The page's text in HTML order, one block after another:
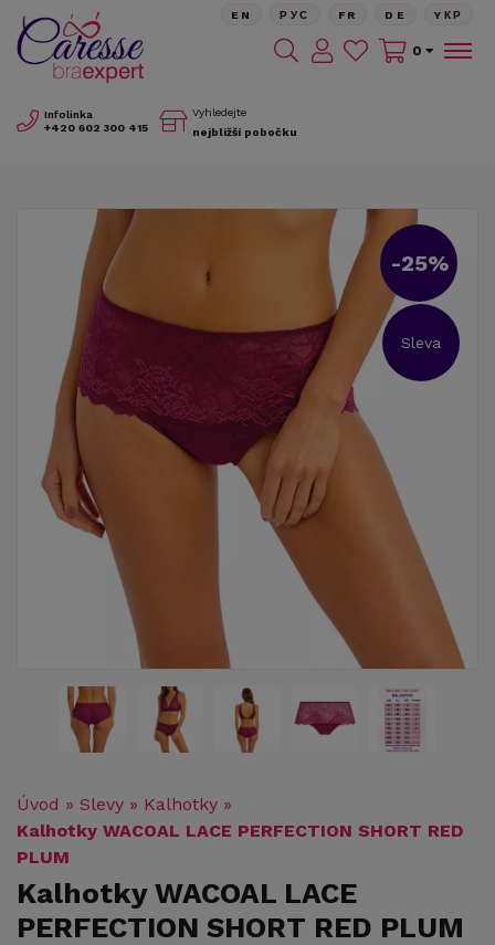
Infolinka
+420 602 300 415
Vyhledejte
nejbližší pobočku
EN РУС FR DE YКР
0
-25%
Sleva
Úvod » Slevy » Kalhotky »
Kalhotky WACOAL LACE PERFECTION SHORT RED
PLUM
Kalhotky WACOAL LACE
PERFECTION SHORT RED PLUM